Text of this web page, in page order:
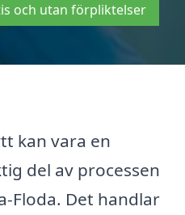
och utan förpliktelser
kan vara en
del av processen
Floda. Det handlar